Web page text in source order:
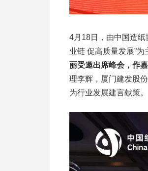
4月18日，由中国造
业链 促高质量发展”
丽受邀出席峰会，作
理李辉，厦门建发股
为行业发展建言献策。